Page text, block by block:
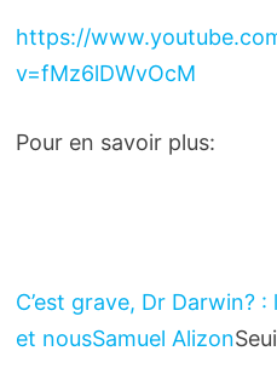
https://
v=fMz6lDWvOcM
Pour en savoir plus:
C’est grave, Dr Darwin?
et nousSamuel Alizon